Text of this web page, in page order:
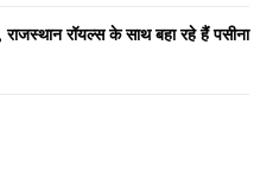
रॉयल्स के साथ बहा रहे हैं पसीना